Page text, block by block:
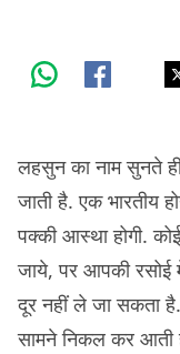
लहसुन का नाम सुनते
जाती है. एक भारतीय
पक्की आस्था होगी.
जाये, पर आपकी रसोई
दूर नहीं ले जा सकता
सामने निकल कर आती